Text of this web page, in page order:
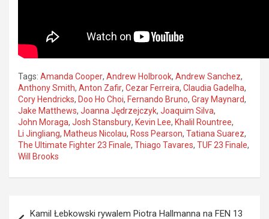
Tags: Amanda Cooper, Andrew Holbrook, Andrew Sanchez,
Anthony Smith, Anton Zafir, Cezar Ferreira, Claudia Gadelha,
Cory Hendricks, Doo Ho Choi, Fernando Bruno, Gray Maynard,
Jake Matthews, Joanna Jędrzejczyk, Joaquim Silva,
John Moraga, Josh Stansbury, Kevin Lee, Khalil Rountree,
Li Jingliang, Matheus Nicolau, Ross Pearson, Tatiana Suarez,
The Ultimate Fighter 23 Finale, Thiago Tavares, TUF 23 Finale,
Will Brooks
Kamil Łebkowski rywalem Piotra Hallmanna na FEN 13